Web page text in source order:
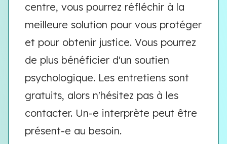
centre, vous pourrez réfléchir à la
meilleure solution pour vous protéger
et pour obtenir justice. Vous pourrez
de plus bénéficier d'un soutien
psychologique. Les entretiens sont
gratuits, alors n'hésitez pas à les
contacter. Un-e interprète peut être
présent-e au besoin.